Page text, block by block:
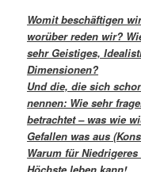
Womit beschäftigen
worüber reden wir?
sehr Geistiges,
Dimensionen?
Und die, die sich
nennen: Wie sehr
betrachtet – was wie
Gefallen was aus
Warum für